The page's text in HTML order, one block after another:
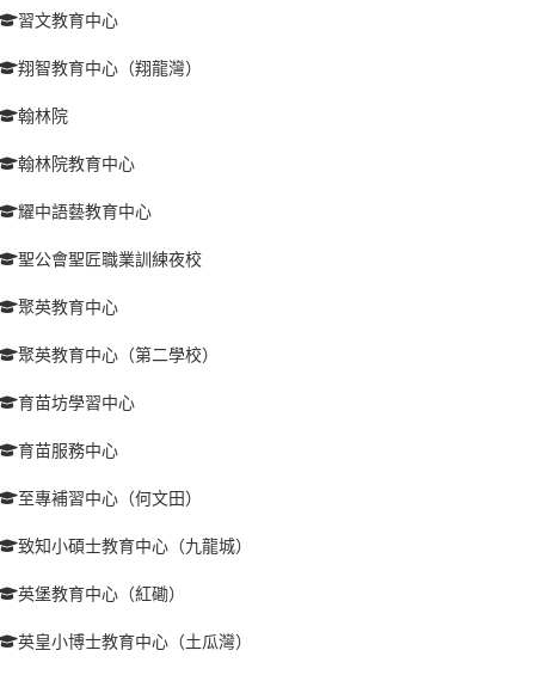
習文教育中心
翔智教育中心（翔龍灣）
翰林院
翰林院教育中心
耀中語藝教育中心
聖公會聖匠職業訓練夜校
聚英教育中心
聚英教育中心（第二學校）
育苗坊學習中心
育苗服務中心
至專補習中心（何文田）
致知小碩士教育中心（九龍城）
英堡教育中心（紅磡）
英皇小博士教育中心（土瓜灣）